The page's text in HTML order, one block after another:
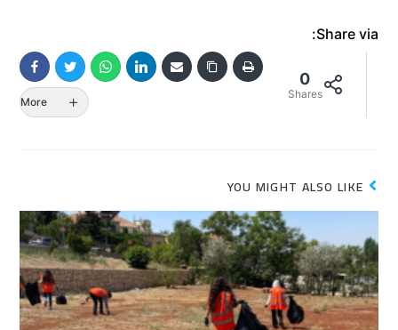
Share via:
0
Shares
More
YOU MIGHT ALSO LIKE